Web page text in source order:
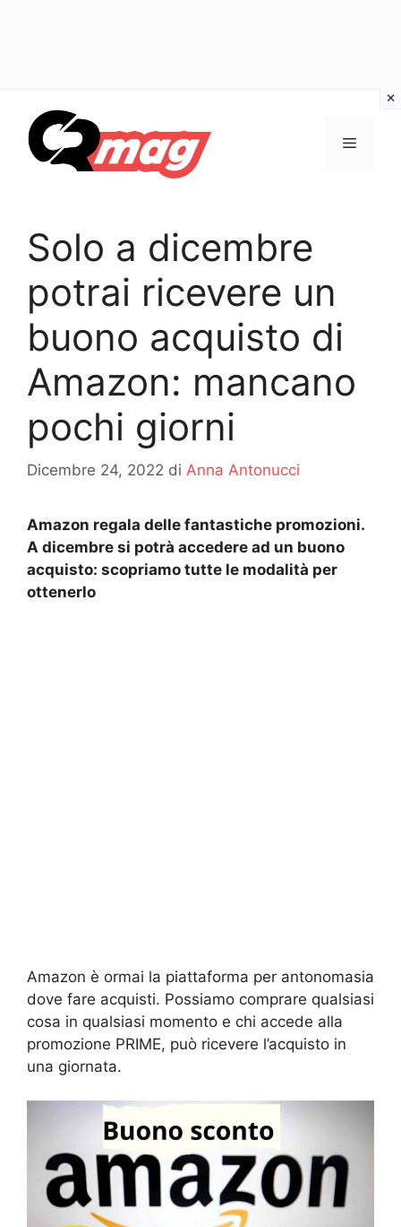
contenuto
Menu
Solo a dicembre
potrai ricevere un
buono acquisto di
Amazon: mancano
pochi giorni
Dicembre 24, 2022 di Anna Antonucci
Amazon regala delle fantastiche promozioni.
A dicembre si potrà accedere ad un buono
acquisto: scopriamo tutte le modalità per
ottenerlo
Amazon è ormai la piattaforma per antonomasia
dove fare acquisti. Possiamo comprare qualsiasi
cosa in qualsiasi momento e chi accede alla
promozione PRIME, può ricevere l’acquisto in
una giornata.